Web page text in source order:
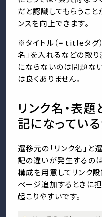
だと認識してもらうこと
ンスを向上できます。
※タイトル（= titleタグ
名」を入れるなどの取
にならないのは問題な
は良くありません。
リンク名・表題
記になってい
遷移元の「リンク名」と
記の違いが発生するの
構成を用意してリンク
ページ追加するときに
起こりやすいです。